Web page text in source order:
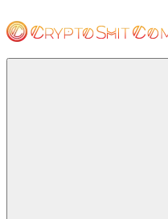
al
contenido